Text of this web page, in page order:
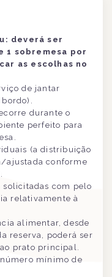
deverá ser
1 sobremesa por
as escolhas no
de jantar
durante o
perfeito para
(a distribuição
ajustada conforme
solicitadas com pelo
relativamente à
alimentar, desde
reserva, poderá ser
prato principal.
mínimo de